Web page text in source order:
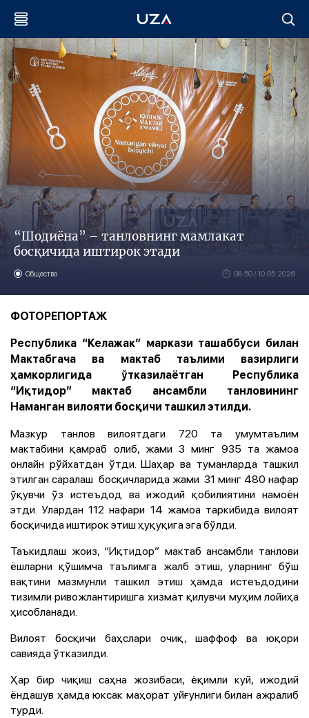
“Шодиёна” – танловнинг мамлакат
босқичида иштирок этади
Общество 08:50 / 10.05.2026
ФОТОРЕПОРТАЖ
Республика “Келажак” маркази ташаббуси билан
Мактабгача ва мактаб таълими вазирлиги
ҳамкорлигида ўтказилаётган Республика
“Иқтидор” мактаб ансамбли танловининг
Наманган вилояти босқичи ташкил этилди.
Мазкур танлов вилоятдаги 720 та умумтаълим
мактабини қамраб олиб, жами 3 минг 935 та жамоа
онлайн рўйхатдан ўтди. Шаҳар ва туманларда ташкил
этилган саралаш босқичларида жами 31 минг 480 нафар
ўқувчи ўз истеъдод ва ижодий қобилиятини намоён
этди. Улардан 112 нафари 14 жамоа таркибида вилоят
босқичида иштирок этиш ҳуқуқига эга бўлди.
Таъкидлаш жоиз, “Иқтидор” мактаб ансамбли танлови
ёшларни қўшимча таълимга жалб этиш, уларнинг бўш
вақтини мазмунли ташкил этиш ҳамда истеъдодини
тизимли ривожлантиришга хизмат қилувчи муҳим лойиҳа
ҳисобланади.
Вилоят босқичи баҳслари очиқ, шаффоф ва юқори
савияда ўтказилди.
Ҳар бир чиқиш саҳна жозибаси, ёқимли куй, ижодий
ёндашув ҳамда юксак маҳорат уйғунлиги билан ажралиб
турди.